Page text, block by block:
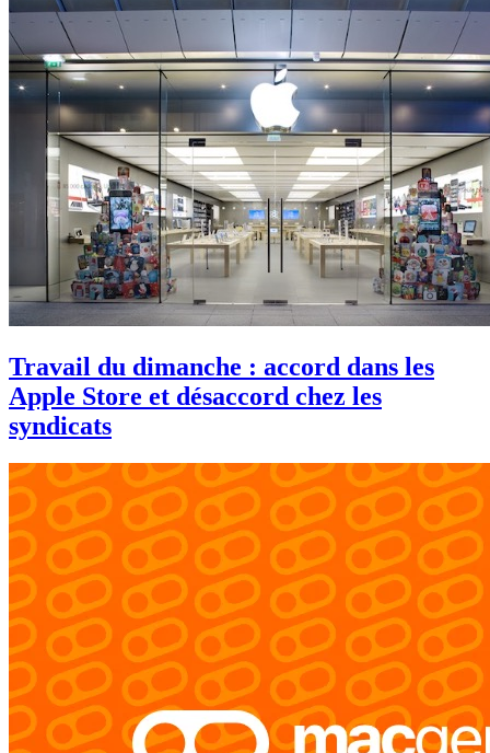
Travail du dimanche : accord dans les
Apple Store et désaccord chez les
syndicats